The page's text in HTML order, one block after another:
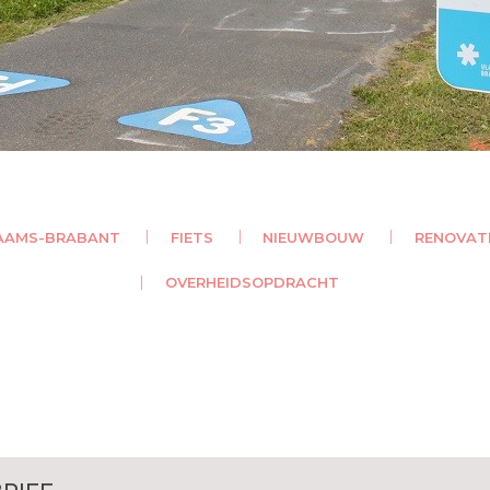
BRABANT FIETS NIEUWBOUW
OVERHEIDSOPDRACHT